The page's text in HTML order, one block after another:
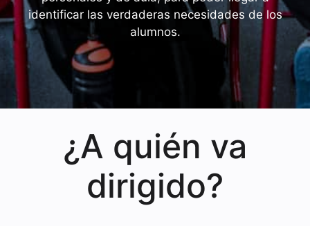
identificar las verdaderas necesidades de los
alumnos.
¿A quién va
dirigido?